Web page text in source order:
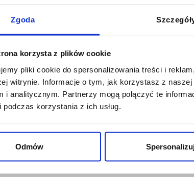
Zgoda
korzysta z plików cookie
pliki cookie do spersonalizowania treści i
witrynie. Informacje o tym, jak korzystasz z
i analitycznym. Partnerzy mogą połączyć te
podczas korzystania z ich usług.
Odmów
3 min
1st party?
9 maja 2018
które